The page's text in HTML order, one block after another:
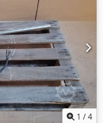
1 /4